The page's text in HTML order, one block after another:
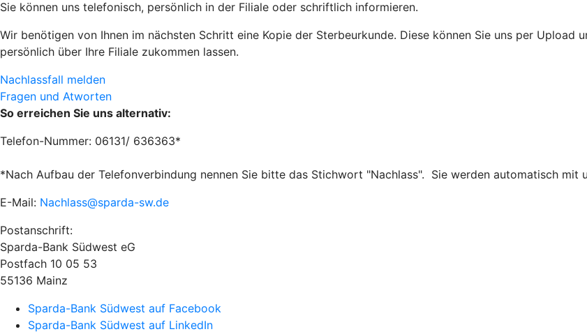
Sie können uns telefonisch, persönlich in der Filiale oder schriftlich informieren.
Wir benötigen von Ihnen im nächsten Schritt eine Kopie der Sterbeurkunde. Diese können Sie uns per Upload
persönlich über Ihre Filiale zukommen lassen.
Nachlassfall melden
Fragen und Atworten
So erreichen Sie uns alternativ:
Telefon-Nummer: 06131/ 636363*
*Nach Aufbau der Telefonverbindung nennen Sie bitte das Stichwort "Nachlass". Sie werden automatisch mit
E-Mail: Nachlass@sparda-sw.de
Postanschrift:
Sparda-Bank Südwest eG
Postfach 10 05 53
55136 Mainz
Sparda-Bank Südwest auf Facebook
Sparda-Bank Südwest auf LinkedIn